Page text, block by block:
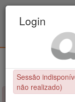
Metalúrgica e
NÃO FOI
Login
Sessão
não realizado)